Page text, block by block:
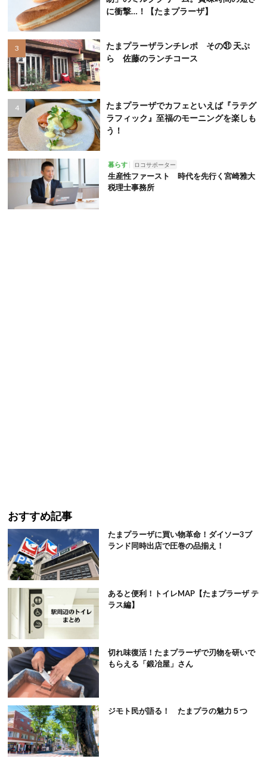
に衝撃…！【たまプラーザ】
たまプラーザランチレポ その㉛ 天ぷ
ら 佐藤のランチコース
たまプラーザでカフェといえば『ラテグ
ラフィック』至福のモーニングを楽しも
う！
暮らす ロコサポーター
生産性ファースト 時代を先行く宮崎雅大
税理士事務所
おすすめ記事
たまプラーザに買い物革命！ダイソー3ブ
ランド同時出店で圧巻の品揃え！
あると便利！トイレMAP【たまプラーザ テ
ラス編】
切れ味復活！たまプラーザで刃物を研いで
もらえる「鍛冶屋」さん
ジモト民が語る！ たまプラの魅力５つ